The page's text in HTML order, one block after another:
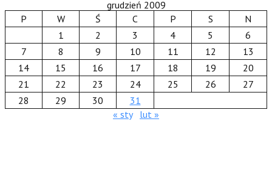
grudzień 2009
P
W Ś C P S
N
1
2 3 4 5
6
7
8 9 10 11 12
13
14
15 16 17 18 19
20
21
22 23 24 25 26
27
28
29 30
31
« sty
lut »